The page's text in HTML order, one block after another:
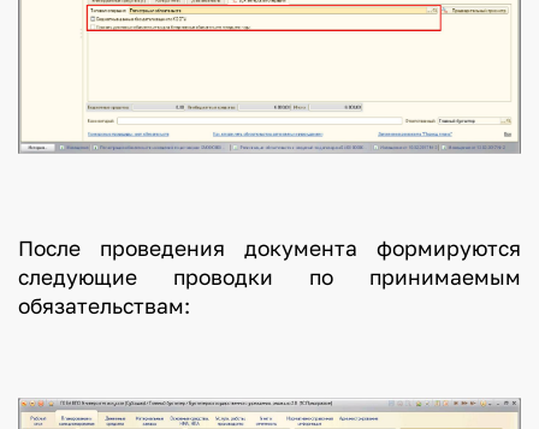
После проведения документа формируются
следующие проводки по принимаемым
обязательствам: